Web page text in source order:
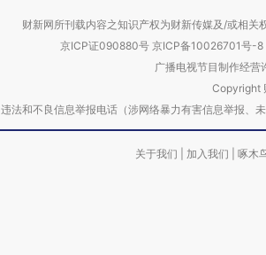
财新网所刊载内容之知识产权为财新传媒及/或相关
京ICP证090880号 京ICP备10026701号-8
广播电视节目制作经
Copyright
违法和不良信息举报电话（涉网络暴力有害信息举报
关于我们 加入我们 啄木